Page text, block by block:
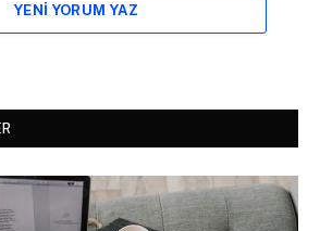
YENI YORUM YAZ